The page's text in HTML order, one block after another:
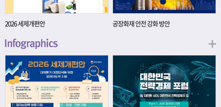
2026 세제개편안 공장화재 안전 강화 방안